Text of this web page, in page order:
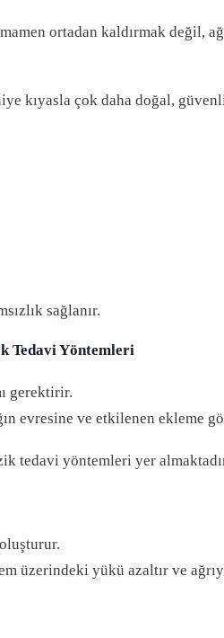
ortadan kaldırmak değil,
kıyasla çok daha doğal,
sağlanır.
Tedavi Yöntemleri
gerektirir.
evresine ve etkilenen ekleme
tedavi yöntemleri yer
üzerindeki yükü azaltır ve